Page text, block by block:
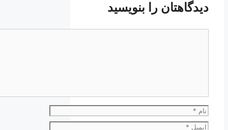
دیدگاهتان را بنویسید
نام
ایمیل